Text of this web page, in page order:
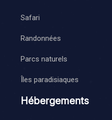
Safari
Randonnées
Parcs naturels
Îles paradisiaques
Hébergements